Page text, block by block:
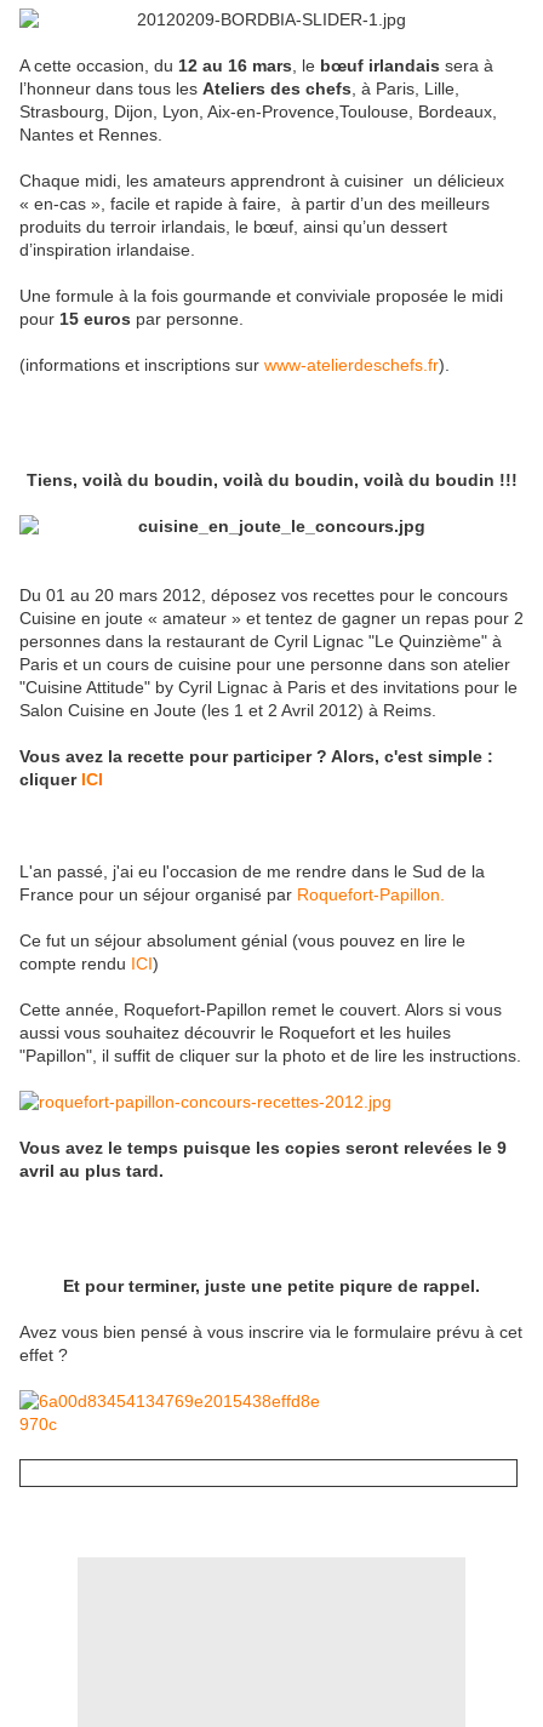
A cette occasion, du 12 au 16 mars , le bœuf irlandais sera à
l’honneur dans tous les Ateliers des chefs , à Paris, Lille,
Strasbourg, Dijon, Lyon, Aix-en-Provence,Toulouse, Bordeaux,
Nantes et Rennes.
Chaque midi, les amateurs apprendront à cuisiner un délicieux
« en-cas », facile et rapide à faire, à partir d’un des meilleurs
produits du terroir irlandais, le bœuf, ainsi qu’un dessert
d’inspiration irlandaise.
Une formule à la fois gourmande et conviviale proposée le midi
pour 15 euros par personne.
(informations et inscriptions sur www-atelierdeschefs.fr).
Tiens, voilà du boudin, voilà du boudin, voilà du boudin !!!
Du 01 au 20 mars 2012, déposez vos recettes pour le concours
Cuisine en joute « amateur » et tentez de gagner un repas pour 2
personnes dans la restaurant de Cyril Lignac "Le Quinzième" à
Paris et un cours de cuisine pour une personne dans son atelier
"Cuisine Attitude" by Cyril Lignac à Paris et des invitations pour le
Salon Cuisine en Joute (les 1 et 2 Avril 2012) à Reims.
Vous avez la recette pour participer ? Alors, c'est simple :
cliquer ICI
L'an passé, j'ai eu l'occasion de me rendre dans le Sud de la
France pour un séjour organisé par Roquefort-Papillon.
Ce fut un séjour absolument génial (vous pouvez en lire le
compte rendu ICI)
Cette année, Roquefort-Papillon remet le couvert. Alors si vous
aussi vous souhaitez découvrir le Roquefort et les huiles
"Papillon", il suffit de cliquer sur la photo et de lire les instructions.
Vous avez le temps puisque les copies seront relevées le 9
avril au plus tard.
Et pour terminer, juste une petite piqure de rappel.
Avez vous bien pensé à vous inscrire via le formulaire prévu à cet
effet ?